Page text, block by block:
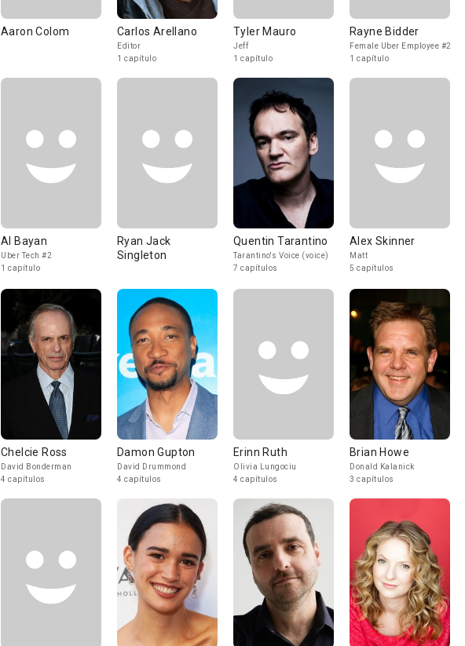
Aaron Colom Carlos Arellano
Editor
1 capítulo
Tyler Mauro
Jeff
1 capítulo
Rayne Bidder
Female Uber Employee #2
1 capítulo
Al Bayan
Uber Tech #2
1 capítulo
Ryan Jack
Singleton
Quentin Tarantino
Tarantino's Voice (voice)
7 capítulos
Alex Skinner
Matt
5 capítulos
Chelcie Ross
David Bonderman
4 capítulos
Damon Gupton
David Drummond
4 capítulos
Erinn Ruth
Olivia Lungociu
4 capítulos
Brian Howe
Donald Kalanick
3 capítulos